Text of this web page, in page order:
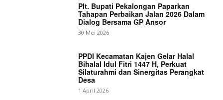
Company
Plt. Bupati Pekalongan Paparkan
Tahapan Perbaikan Jalan 2026 Dalam
Dialog Bersama GP Ansor
30 Mei 2026
PPDI Kecamatan Kajen Gelar Halal
Bihalal Idul Fitri 1447 H, Perkuat
Silaturahmi dan Sinergitas Perangkat
Desa
1 April 2026